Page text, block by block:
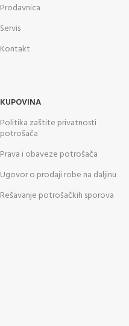
Prodavnica
Servis
Kontakt
KUPOVINA
Politika zaštite privatnosti
potrošača
Prava i obaveze potrošača
Ugovor o prodaji robe na daljinu
Rešavanje potrošačkih sporova